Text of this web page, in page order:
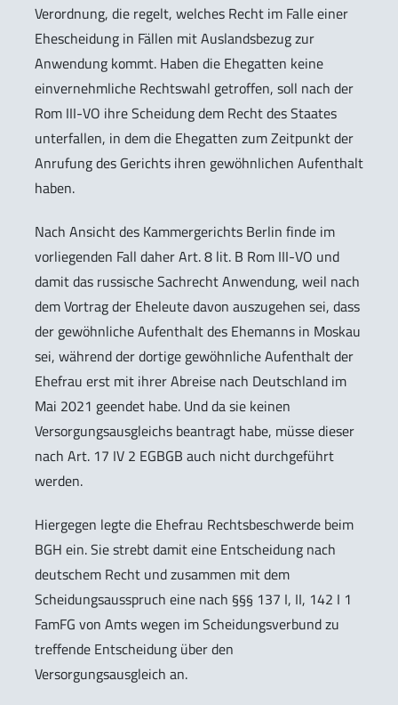
Verordnung, die regelt, welches Recht im Falle einer
Ehescheidung in Fällen mit Auslandsbezug zur
Anwendung kommt. Haben die Ehegatten keine
einvernehmliche Rechtswahl getroffen, soll nach der
Rom III-VO ihre Scheidung dem Recht des Staates
unterfallen, in dem die Ehegatten zum Zeitpunkt der
Anrufung des Gerichts ihren gewöhnlichen Aufenthalt
haben.
Nach Ansicht des Kammergerichts Berlin finde im
vorliegenden Fall daher Art. 8 lit. B Rom III-VO und
damit das russische Sachrecht Anwendung, weil nach
dem Vortrag der Eheleute davon auszugehen sei, dass
der gewöhnliche Aufenthalt des Ehemanns in Moskau
sei, während der dortige gewöhnliche Aufenthalt der
Ehefrau erst mit ihrer Abreise nach Deutschland im
Mai 2021 geendet habe. Und da sie keinen
Versorgungsausgleichs beantragt habe, müsse dieser
nach Art. 17 IV 2 EGBGB auch nicht durchgeführt
werden.
Hiergegen legte die Ehefrau Rechtsbeschwerde beim
BGH ein. Sie strebt damit eine Entscheidung nach
deutschem Recht und zusammen mit dem
Scheidungsausspruch eine nach §§§ 137 I, II, 142 I 1
FamFG von Amts wegen im Scheidungsverbund zu
treffende Entscheidung über den
Versorgungsausgleich an.